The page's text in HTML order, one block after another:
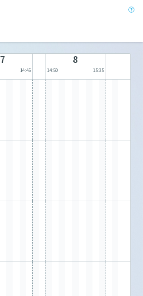
7
14:45
8
14:50 15:35